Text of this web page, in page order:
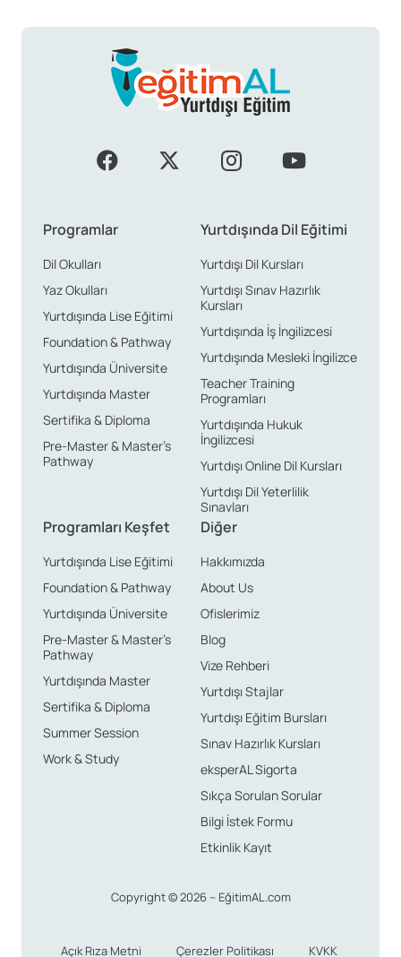
Programlar
Dil Okulları
Yaz Okulları
Yurtdışında Lise Eğitimi
Foundation & Pathway
Yurtdışında Üniversite
Yurtdışında Master
Sertifika & Diploma
Pre-Master & Master’s
Pathway
Yurtdışında Dil Eğitimi
Yurtdışı Dil Kursları
Yurtdışı Sınav Hazırlık
Kursları
Yurtdışında İş İngilizcesi
Yurtdışında Mesleki İngilizce
Teacher Training
Programları
Yurtdışında Hukuk
İngilizcesi
Yurtdışı Online Dil Kursları
Yurtdışı Dil Yeterlilik
Sınavları
Programları Keşfet
Yurtdışında Lise Eğitimi
Foundation & Pathway
Yurtdışında Üniversite
Pre-Master & Master’s
Pathway
Yurtdışında Master
Sertifika & Diploma
Summer Session
Work & Study
Diğer
Hakkımızda
About Us
Ofislerimiz
Blog
Vize Rehberi
Yurtdışı Stajlar
Yurtdışı Eğitim Bursları
Sınav Hazırlık Kursları
eksperAL Sigorta
Sıkça Sorulan Sorular
Bilgi İstek Formu
Etkinlik Kayıt
Copyright © 2026 – EğitimAL.com
Açık Rıza Metni Çerezler Politikası KVKK